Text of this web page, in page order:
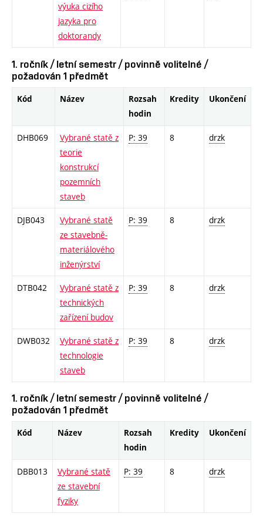
výuka cizího
jazyka pro
doktorandy
1. ročník / letní semestr / povinně volitelné /
požadován 1 předmět
Kód Název
Rozsah
hodin
Kredity Ukončení
DHB069
Vybrané statě z
teorie
konstrukcí
pozemních
staveb
P: 39 8 drzk
DJB043
Vybrané statě
ze stavebně-
materiálového
inženýrství
P: 39 8 drzk
DTB042
Vybrané statě z
technických
zařízení budov
P: 39 8 drzk
DWB032
Vybrané statě z
technologie
staveb
P: 39 8 drzk
1. ročník / letní semestr / povinně volitelné /
požadován 1 předmět
Kód Název
Rozsah
hodin
Kredity Ukončení
DBB013
Vybrané statě
ze stavební
fyziky
P: 39 8 drzk